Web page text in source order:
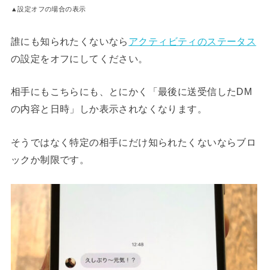
▲設定オフの場合の表示
誰にも知られたくないなら アクティビティのステータス
の設定をオフにしてください。
相手にもこちらにも、とにかく「最後に送受信したDM
の内容と日時」しか表示されなくなります。
そうではなく特定の相手にだけ知られたくないならブロ
ックか制限です。